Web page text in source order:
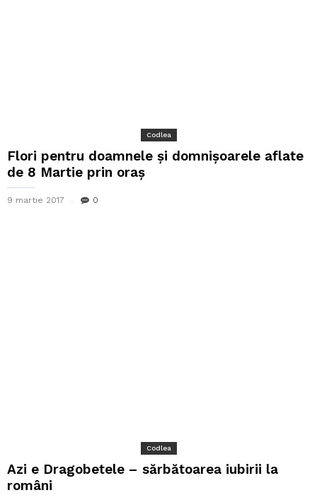
Codlea
Flori pentru doamnele și domnișoarele aflate
de 8 Martie prin oraș
9 martie 2017 0
Codlea
Azi e Dragobetele – sărbătoarea iubirii la
români